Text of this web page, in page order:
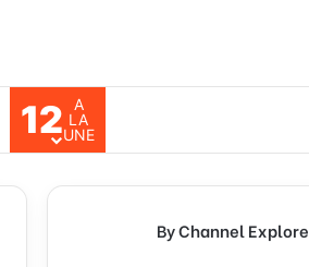
Search for
12
A
LA
UNE
By Channel Explore